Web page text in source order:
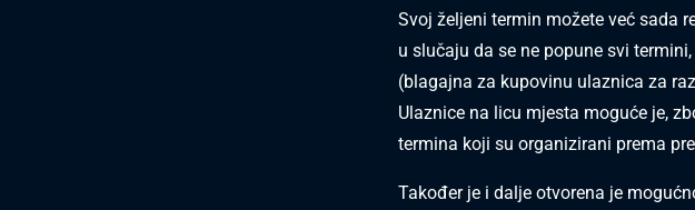
Svoj željeni termin možete već sada
u slučaju da se ne popune svi
(blagajna za kupovinu ulaznica za
Ulaznice na licu mjesta moguće je,
termina koji su organizirani prema
Također je i dalje otvorena je